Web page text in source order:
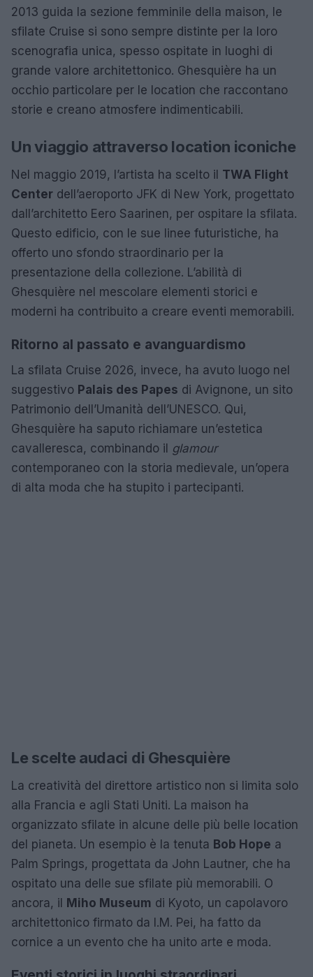
2013 guida la sezione femminile della maison, le
sfilate Cruise si sono sempre distinte per la loro
scenografia unica, spesso ospitate in luoghi di
grande valore architettonico. Ghesquière ha un
occhio particolare per le location che raccontano
storie e creano atmosfere indimenticabili.
Un viaggio attraverso location iconiche
Nel maggio 2019, l’artista ha scelto il TWA Flight
Center dell’aeroporto JFK di New York, progettato
dall’architetto Eero Saarinen, per ospitare la sfilata.
Questo edificio, con le sue linee futuristiche, ha
offerto uno sfondo straordinario per la
presentazione della collezione. L’abilità di
Ghesquière nel mescolare elementi storici e
moderni ha contribuito a creare eventi memorabili.
Ritorno al passato e avanguardismo
La sfilata Cruise 2026, invece, ha avuto luogo nel
suggestivo Palais des Papes di Avignone, un sito
Patrimonio dell’Umanità dell’UNESCO. Qui,
Ghesquière ha saputo richiamare un’estetica
cavalleresca, combinando il glamour
contemporaneo con la storia medievale, un’opera
di alta moda che ha stupito i partecipanti.
Le scelte audaci di Ghesquière
La creatività del direttore artistico non si limita solo
alla Francia e agli Stati Uniti. La maison ha
organizzato sfilate in alcune delle più belle location
del pianeta. Un esempio è la tenuta Bob Hope a
Palm Springs, progettata da John Lautner, che ha
ospitato una delle sue sfilate più memorabili. O
ancora, il Miho Museum di Kyoto, un capolavoro
architettonico firmato da I.M. Pei, ha fatto da
cornice a un evento che ha unito arte e moda.